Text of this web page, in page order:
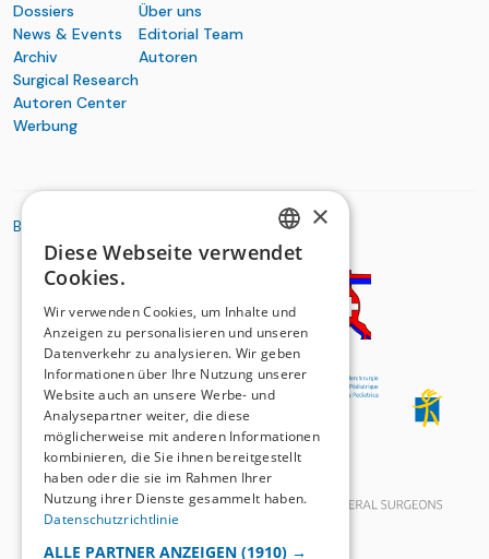
Dossiers
News & Events
Archiv
Surgical Research
Autoren Center
Werbung
Über uns
Editorial Team
Autoren
BASIC ORGANIZATIONS
GERMAN
×
Diese Webseite verwendet
Cookies.
Wir verwenden Cookies, um Inhalte und
Anzeigen zu personalisieren und unseren
Datenverkehr zu analysieren. Wir geben
Informationen über Ihre Nutzung unserer
Website auch an unsere Werbe- und
Analysepartner weiter, die diese
möglicherweise mit anderen Informationen
kombinieren, die Sie ihnen bereitgestellt
haben oder die sie im Rahmen Ihrer
Nutzung ihrer Dienste gesammelt haben.
Datenschutzrichtlinie
ALLE PARTNER ANZEIGEN (1910) →